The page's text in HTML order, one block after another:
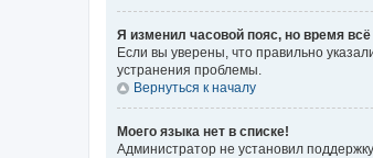
Я изменил часовой пояс, но время
Если вы уверены, что правильно
устранения проблемы.
Вернуться к началу
Моего языка нет в списке!
Администратор не установил